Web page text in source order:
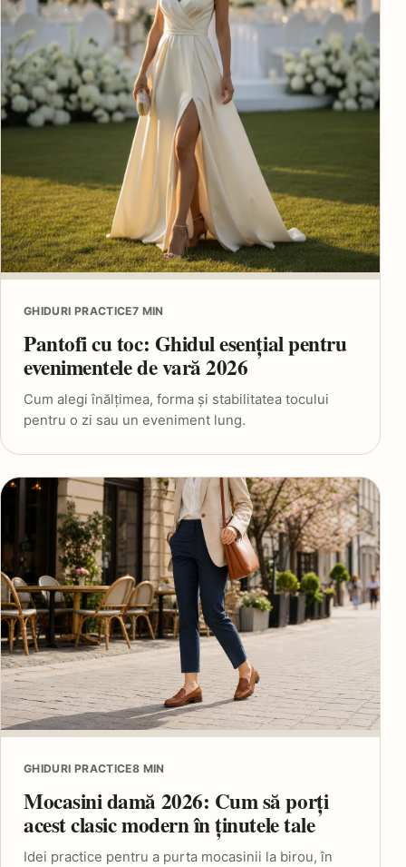
GHIDURI PRACTICE7 MIN
Pantofi cu toc: Ghidul esențial pentru
evenimentele de vară 2026
Cum alegi înălțimea, forma și stabilitatea tocului
pentru o zi sau un eveniment lung.
GHIDURI PRACTICE8 MIN
Mocasini damă 2026: Cum să porți
acest clasic modern în ținutele tale
Idei practice pentru a purta mocasinii la birou, în